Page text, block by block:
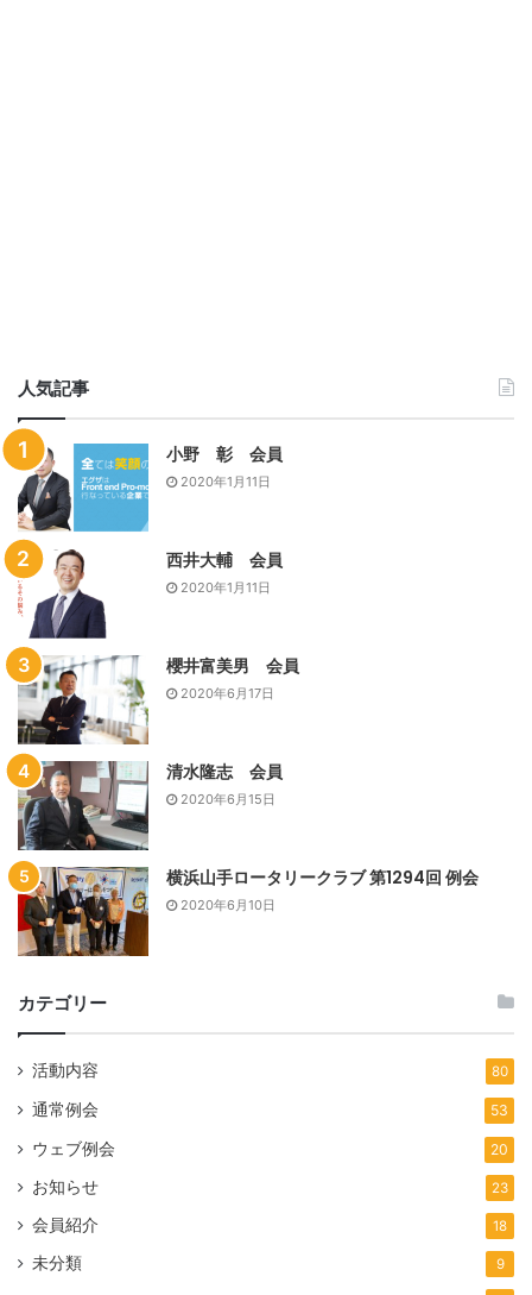
コクドでは、故人が生前にご使用・ご愛用されていたものや
家財一式などの遺品整理を承っております。ご遺族の方や故
人に配慮し、丁寧かつ大切に遺品をお取り扱いいたします。
遺品のお片付けについてお困りであれば、コクドにご相談く
ださい。
残されたものを丁寧に分別して整理し、適切な方法で処分い
たします。
コクドでは、故人が残した家具や家電、生活用品などの遺品
の片付け、整理の代行を行っております。回収された遺品は
可能な限りリサイクル処理を行い、リサイクルできない遺品
は適切な方法で処分いたします。
突然に大切な人が亡くなったショックや葬儀前後の忙しさに
より、遺品を整理する気力や時間がないときには、ぜひコク
ドをご活用ください。
遺品整理に関する専門的な知識を持っているため、安心して
ご遺族の方の代わりに遺品整理を行っているコクドは、遺品
整理のプロと言っても過言ではありません。
故人の方に畏敬・感謝の気持ちを持ちながら、リサイクルで
きるものなのか必要なものなのかを、的確に分別いたしま
す。
人気記事
小野 彰 会員
2020年1月11日
西井大輔 会員
2020年1月11日
櫻井富美男 会員
2020年6月17日
清水隆志 会員
2020年6月15日
横浜山手ロータリークラブ 第1294回 例会
2020年6月10日
カテゴリー
活動内容 80
通常例会 53
ウェブ例会 20
お知らせ 23
会員紹介 18
未分類 9